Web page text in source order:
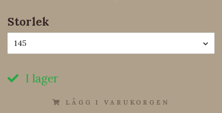
Storlek
145
I lager
LÄGG I VARUKORGEN